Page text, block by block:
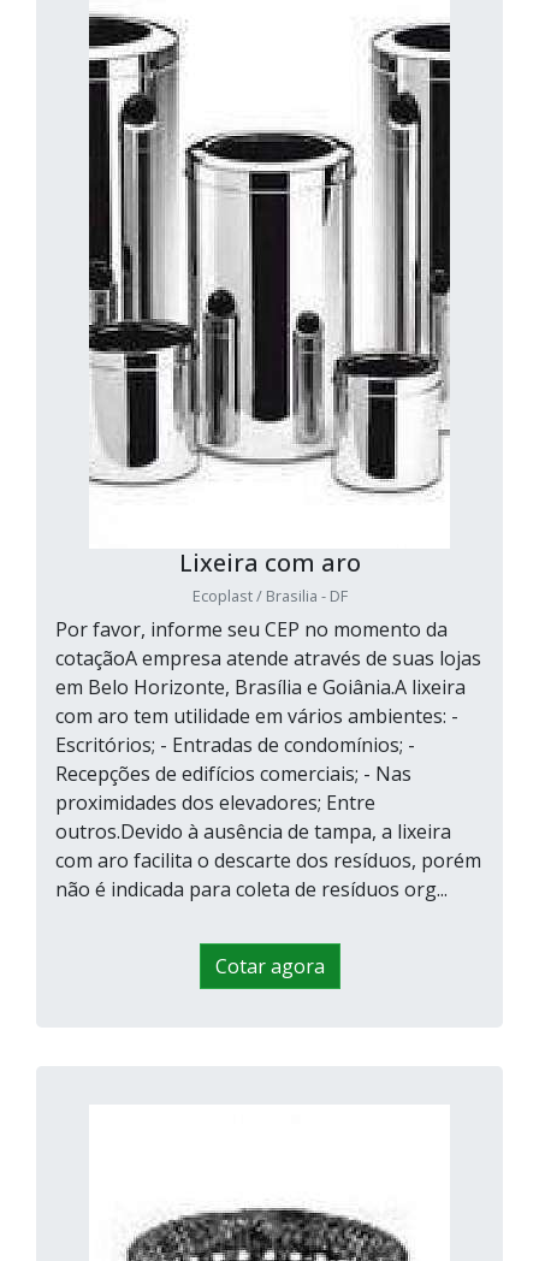
Lixeira com aro
Ecoplast / Brasilia - DF
Por favor, informe seu CEP no momento da
cotaçãoA empresa atende através de suas lojas
em Belo Horizonte, Brasília e Goiânia.A lixeira
com aro tem utilidade em vários ambientes: -
Escritórios; - Entradas de condomínios; -
Recepções de edifícios comerciais; - Nas
proximidades dos elevadores; Entre
outros.Devido à ausência de tampa, a lixeira
com aro facilita o descarte dos resíduos, porém
não é indicada para coleta de resíduos org...
Cotar agora